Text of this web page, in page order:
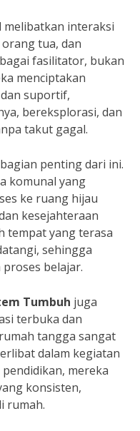
melibatkan interaksi
tua, dan
fasilitator, bukan
menciptakan
suportif,
bereksplorasi, dan
takut gagal.
penting dari ini.
komunal yang
ke ruang hijau
kesejahteraan
tempat yang terasa
sehingga
belajar.
Tumbuh juga
terbuka dan
tangga sangat
dalam kegiatan
mereka
konsisten,
rumah.